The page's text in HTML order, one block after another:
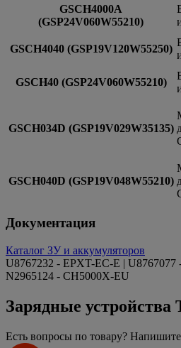
GSCH4000A
(GSP24V060W55210)
GSCH4040 (GSP19V120W55250)
GSCH40 (GSP24V060W55210)
GSCH034D (GSP19V029W35135)
GSCH040D (GSP19V048W55210)
Документация
Каталог ЗУ и аккумуляторов
U8767232 - EPXT-EC-E |
N2965124 - CH5000X-EU
Зарядные устройства
Есть вопросы по товару?